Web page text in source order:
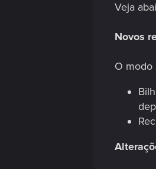
Veja
Novos
O modo